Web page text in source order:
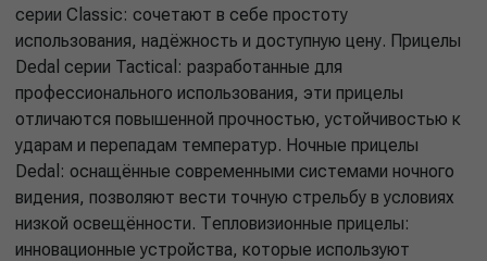
серии Classic: сочетают в себе простоту
использования, надёжность и доступную цену. Прицелы
Dedal серии Tactical: разработанные для
профессионального использования, эти прицелы
отличаются повышенной прочностью, устойчивостью к
ударам и перепадам температур. Ночные прицелы
Dedal: оснащённые современными системами ночного
видения, позволяют вести точную стрельбу в условиях
низкой освещённости. Тепловизионные прицелы:
инновационные устройства, которые используют